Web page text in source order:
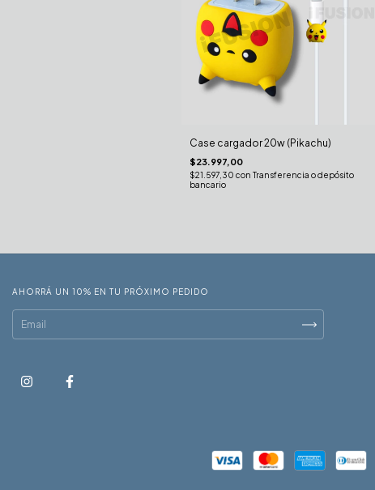
Case cargador 20w (Pikachu)
$23.997,00
$21.597,30 con Transferencia o depósito
bancario
AHORRÁ UN 10% EN TU PRÓXIMO PEDIDO